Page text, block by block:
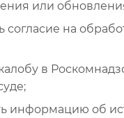
или
согласие на
в
информацию об